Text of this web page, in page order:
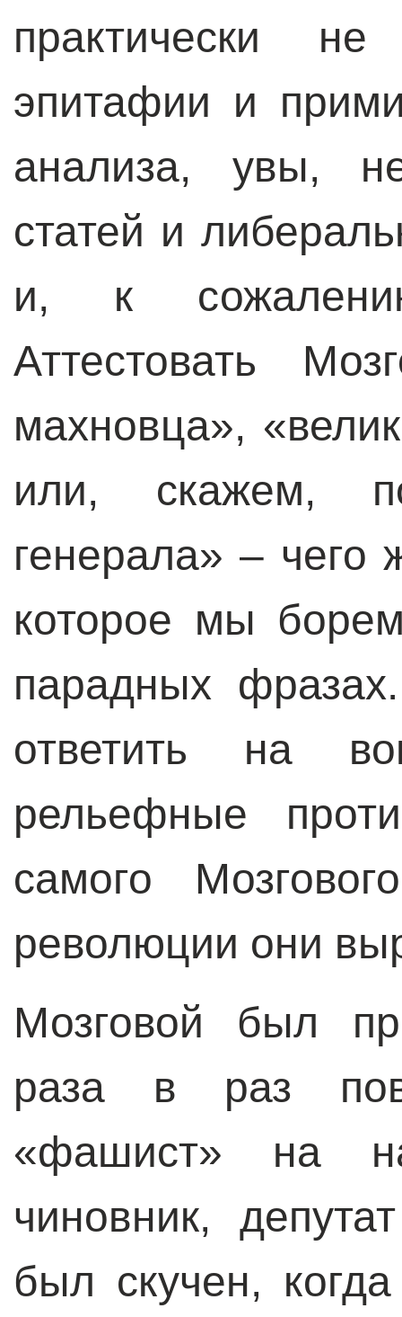
практически
эпитафии и
анализа, увы,
статей и
и, к
Аттестовать
махновца»,
или, скажем,
генерала» –
которое мы
парадных
ответить на
рельефные
самого
революции они
Мозговой был
раза в раз
«фашист» на
чиновник,
был скучен,